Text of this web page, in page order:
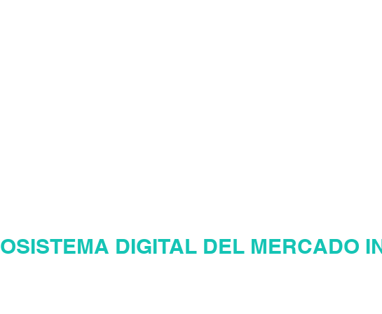
DIGITAL DEL MERCADO